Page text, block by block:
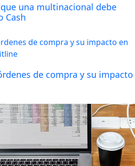
una multinacional debe
Cash
de compra y su impacto